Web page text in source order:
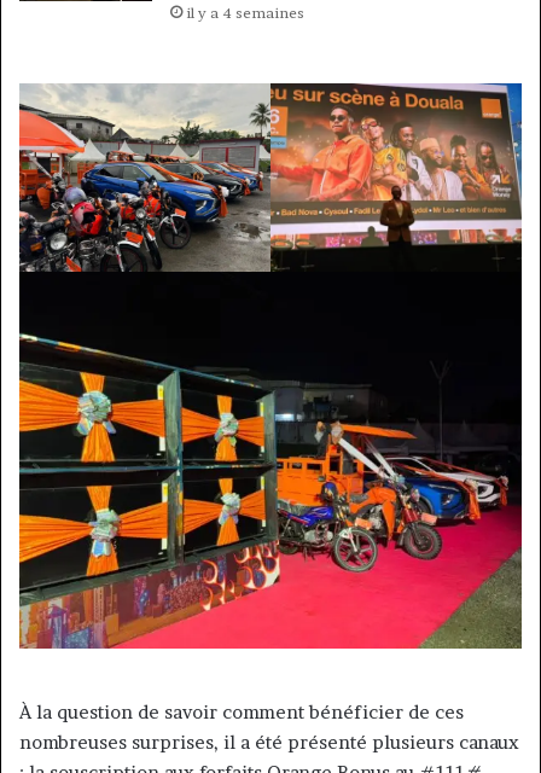
il y a 4 semaines
À la question de savoir comment bénéficier de ces
nombreuses surprises, il a été présenté plusieurs canaux